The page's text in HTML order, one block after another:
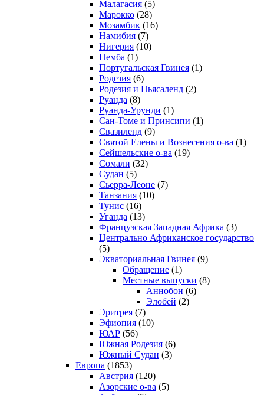
Малагасия (5)
Марокко (28)
Мозамбик (16)
Намибия (7)
Нигерия (10)
Пемба (1)
Португальская Гвинея (1)
Родезия (6)
Родезия и Ньясаленд (2)
Руанда (8)
Руанда-Урунди (1)
Сан-Томе и Принсипи (1)
Свазиленд (9)
Святой Елены и Вознесения о-ва (1)
Сейшельские о-ва (19)
Сомали (32)
Судан (5)
Сьерра-Леоне (7)
Танзания (10)
Тунис (16)
Уганда (13)
Французская Западная Африка (3)
Центрально Африканское государство
(5)
Экваториальная Гвинея (9)
Обращение (1)
Местные выпуски (8)
Аннобон (6)
Элобей (2)
Эритрея (7)
Эфиопия (10)
ЮАР (56)
Южная Родезия (6)
Южный Судан (3)
Европа (1853)
Австрия (120)
Азорские о-ва (5)